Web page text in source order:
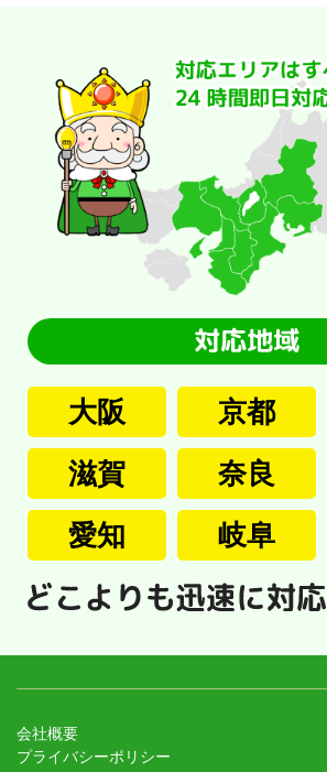
大阪 京都
滋賀
奈良
愛知
岐阜
会社概要
プライバシーポリシー